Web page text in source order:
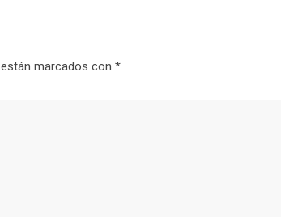
marcados con *